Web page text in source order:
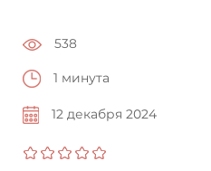
538
1 минута
12 декабря 2024